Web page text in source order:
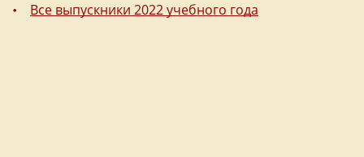
Все выпускники 2022 учебного года